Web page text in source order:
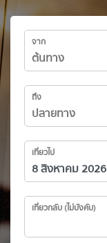
จาก
ถึง
เที่ยวไป
เที่ยวกลับ (ไม่บังคับ)